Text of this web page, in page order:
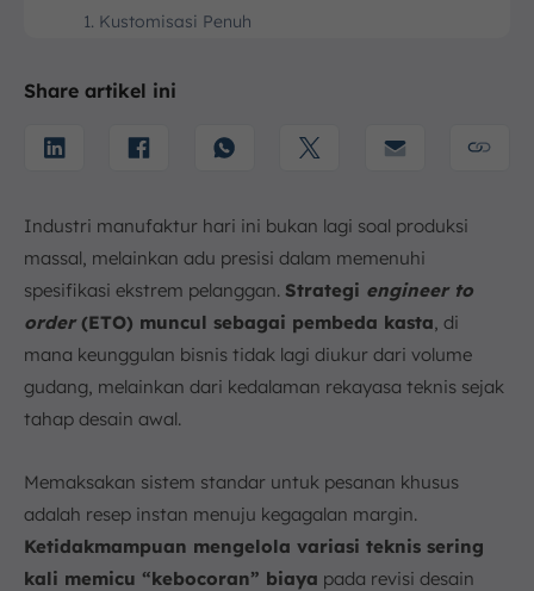
1. Kustomisasi Penuh
Pelanggan
4. Inovasi Berkelanjutan
(ETO)
1. Kompleksitas Desain dan Produksi
2. Manajemen Waktu dan Biaya
3. Koordinasi Antar Departemen
4. Pengendalian Kualitas
Tahapan Proses Engineer to Order
3. Pengadaan Material
4. Produksi dan Perakitan Khusus
5. Pengujian dan Validasi
Share artikel ini
Industri manufaktur hari ini bukan lagi soal produksi
massal, melainkan adu presisi dalam memenuhi
spesifikasi ekstrem pelanggan. Strategi engineer to
order(ETO) muncul sebagai pembeda kasta, di
mana keunggulan bisnis tidak lagi diukur dari volume
gudang, melainkan dari kedalaman rekayasa teknis sejak
tahap desain awal.
Memaksakan sistem standar untuk pesanan khusus
adalah resep instan menuju kegagalan margin.
Ketidakmampuan mengelola variasi teknis sering
kali memicu “kebocoran” biaya pada revisi desain